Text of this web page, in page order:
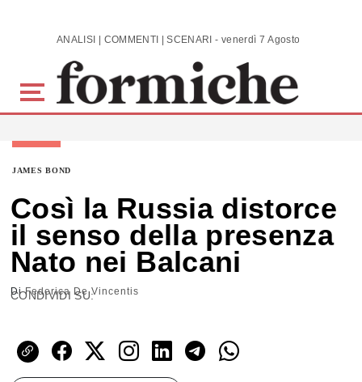
Skip to main content ANALISI | COMMENTI | SCENARI - venerdì 7 Agosto 2026
JAMES BOND
Così la Russia distorce
il senso della presenza
Nato nei Balcani
DiFederica De Vincentis
CONDIVIDI SU: